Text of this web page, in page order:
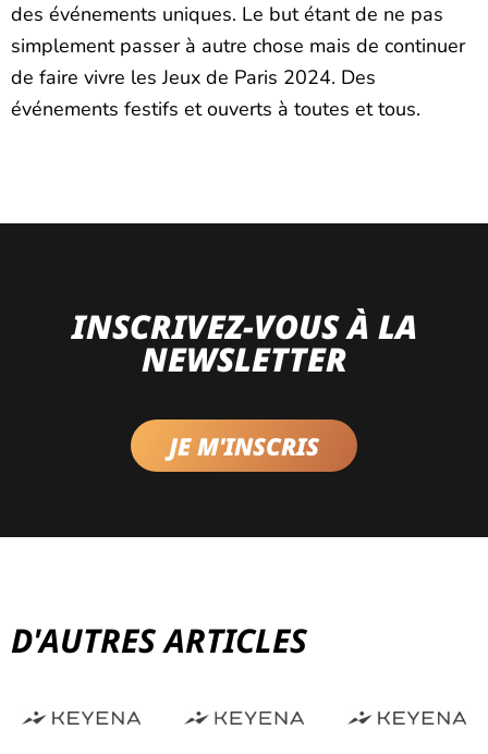
des événements uniques. Le but étant de ne pas
simplement passer à autre chose mais de continuer
de faire vivre les Jeux de Paris 2024. Des
événements festifs et ouverts à toutes et tous.
INSCRIVEZ-VOUS À LA
NEWSLETTER
JE M'INSCRIS
D'AUTRES ARTICLES